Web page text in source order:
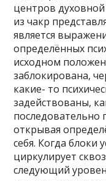
центров
из чакр
является
определённых
исходном
заблокирована,
какие- то
задействованы,
последовательно
открывая
себя. Когда блоки
циркулирует
следующий